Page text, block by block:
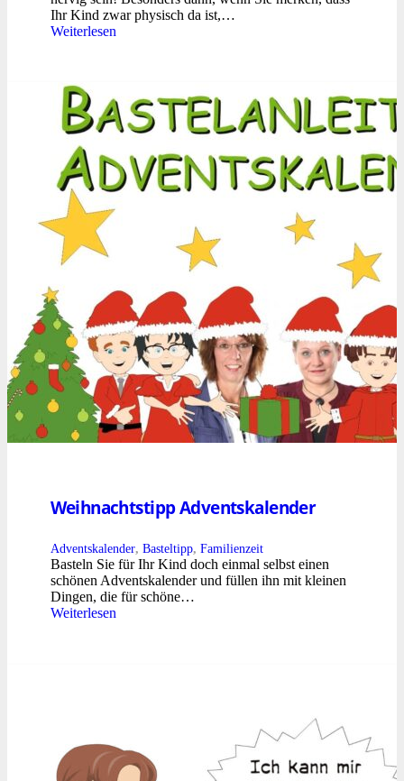
Ihr Kind zwar physisch da ist,…
Weiterlesen
Weihnachtstipp Adventskalender
Adventskalender, Basteltipp, Familienzeit
Basteln Sie für Ihr Kind doch einmal selbst einen
schönen Adventskalender und füllen ihn mit kleinen
Dingen, die für schöne…
Weiterlesen